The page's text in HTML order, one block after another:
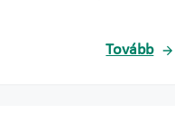
Tovább